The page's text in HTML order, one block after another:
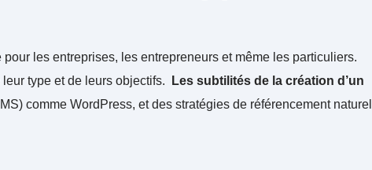
les entreprises, les entrepreneurs et même les particuliers.
type et de leurs objectifs.
Les subtilités de la création d’un
comme WordPress, et des stratégies de référencement naturel